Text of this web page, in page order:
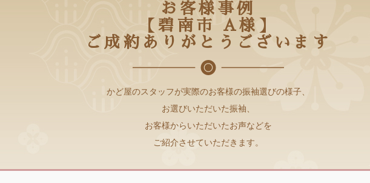
お客様事例
【碧南市 A様】
ご成約ありがとうございます
かど屋のスタッフが実際のお客様の振袖選びの様子、
お選びいただいた振袖、
お客様からいただいたお声などを
ご紹介させていただきます。